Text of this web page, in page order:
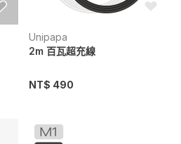
Unipapa
2m 百瓦超充線
NT$ 490